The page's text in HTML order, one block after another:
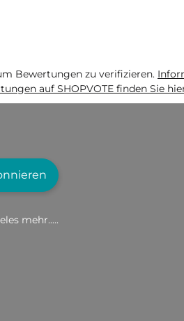
Bewertungen zu verifizieren.
auf SHOPVOTE finden Sie
mehr.....